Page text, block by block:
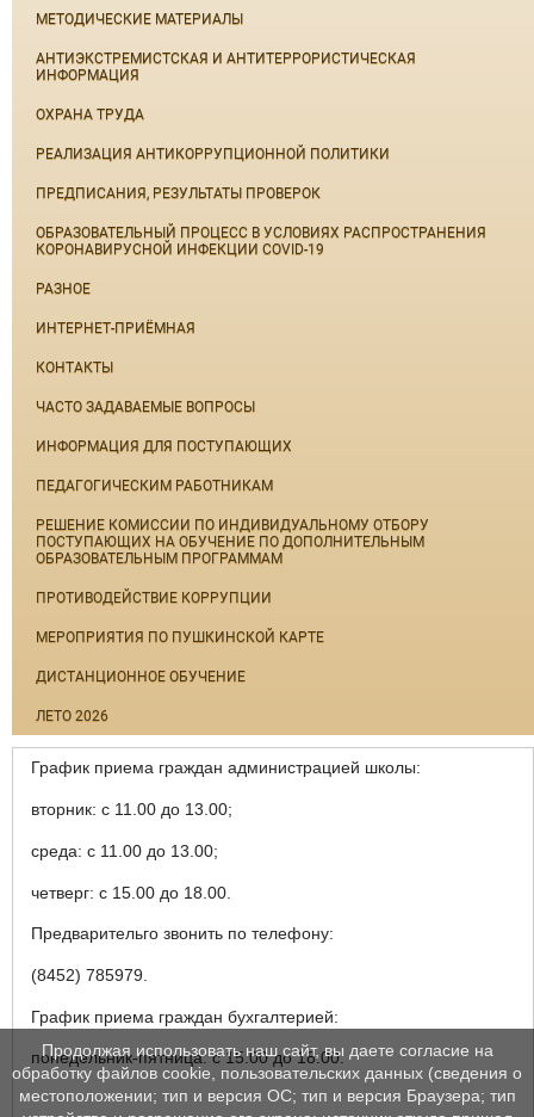
МЕТОДИЧЕСКИЕ МАТЕРИАЛЫ
АНТИЭКСТРЕМИСТСКАЯ И АНТИТЕРРОРИСТИЧЕСКАЯ
ИНФОРМАЦИЯ
ОХРАНА ТРУДА
РЕАЛИЗАЦИЯ АНТИКОРРУПЦИОННОЙ ПОЛИТИКИ
ПРЕДПИСАНИЯ, РЕЗУЛЬТАТЫ ПРОВЕРОК
ОБРАЗОВАТЕЛЬНЫЙ ПРОЦЕСС В УСЛОВИЯХ РАСПРОСТРАНЕНИЯ
КОРОНАВИРУСНОЙ ИНФЕКЦИИ COVID-19
РАЗНОЕ
ИНТЕРНЕТ-ПРИЁМНАЯ
КОНТАКТЫ
ЧАСТО ЗАДАВАЕМЫЕ ВОПРОСЫ
ИНФОРМАЦИЯ ДЛЯ ПОСТУПАЮЩИХ
ПЕДАГОГИЧЕСКИМ РАБОТНИКАМ
РЕШЕНИЕ КОМИССИИ ПО ИНДИВИДУАЛЬНОМУ ОТБОРУ
ПОСТУПАЮЩИХ НА ОБУЧЕНИЕ ПО ДОПОЛНИТЕЛЬНЫМ
ОБРАЗОВАТЕЛЬНЫМ ПРОГРАММАМ
ПРОТИВОДЕЙСТВИЕ КОРРУПЦИИ
МЕРОПРИЯТИЯ ПО ПУШКИНСКОЙ КАРТЕ
ДИСТАНЦИОННОЕ ОБУЧЕНИЕ
ЛЕТО 2026
График приема граждан администрацией школы:
вторник: с 11.00 до 13.00;
среда: с 11.00 до 13.00;
четверг: с 15.00 до 18.00.
Предварительго звонить по телефону:
(8452) 785979.
График приема граждан бухгалтерией:
понедельник-пятница: с 15.00 до 18.00.
Продолжая использовать наш сайт, вы даете согласие на
обработку файлов cookie, пользовательских данных (сведения о
местоположении; тип и версия ОС; тип и версия Браузера; тип